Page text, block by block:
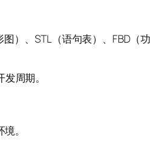
）、STL（语句表）、FBD（
周期。
。